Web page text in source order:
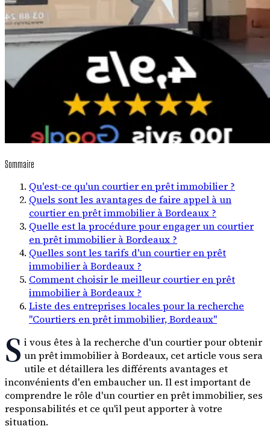
Sommaire
Qu'est-ce qu'un courtier en prêt immobilier ?
Quels sont les avantages de faire appel à un
courtier en prêt immobilier à Bordeaux ?
Quelle est la procédure pour engager un courtier
en prêt immobilier à Bordeaux ?
Quelles sont les tarifs d'un courtier en prêt
immobilier à Bordeaux ?
Comment choisir le meilleur courtier en prêt
immobilier à Bordeaux ?
Liste des entreprises locales pour la recherche
"Courtiers en prêt immobilier, Bordeaux"
S i vous êtes à la recherche d'un courtier pour obtenir
un prêt immobilier à Bordeaux, cet article vous sera
utile et détaillera les différents avantages et
inconvénients d'en embaucher un. Il est important de
comprendre le rôle d'un courtier en prêt immobilier, ses
responsabilités et ce qu'il peut apporter à votre
situation.